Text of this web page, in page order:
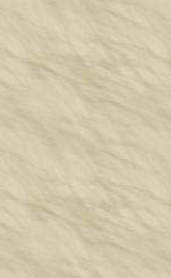
市民まつり